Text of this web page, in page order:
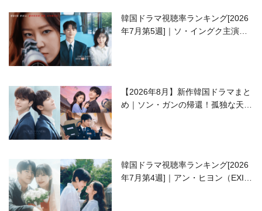
韓国ドラマ視聴率ランキング[2026
年7月第5週]｜ソ・イングク主演の
【2026年8月】新作韓国ドラマまと
め｜ソン・ガンの帰還！孤独な天才
韓国ドラマ視聴率ランキング[2026
年7月第4週]｜アン・ヒヨン（EXID